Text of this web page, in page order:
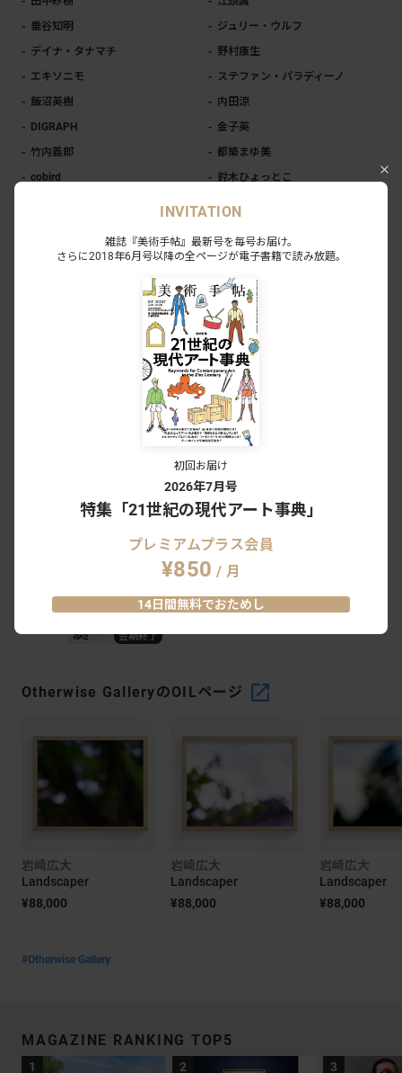
垂谷知明
ジュリー・ウルフ
デイナ・タナマチ
野村康生
エキソニモ
ステファン・パラディーノ
飯沼英樹
内田涼
DIGRAPH
金子英
竹内義郎
都築まゆ美
cobird
鈴木ひょっとこ
松平莉奈
スズキエイミ
重田佑介
岩崎広大、田中嵐「Latent」
Otherwise Gallery｜渋谷 - 表参道｜東京
2026.08.07 - 09.12
会期終了
重田佑介 個展「連続と非連続の汀で｜
Continuous and Discontinuous of
Migiwa」
Otherwise Gallery｜渋谷 - 表参道｜東京
2026.06.19 - 07.25
会期終了
Otherwise Gallery｜渋谷 - 表参道｜東京
Otherwise GalleryのOILページ
岩崎広大
Landscaper
¥88,000
岩崎広大
Landscaper
¥88,000
岩崎広大
Landscaper
¥88,000
#Otherwise Gallery
MAGAZINE RANKING TOP5
INVITATION
雑誌『美術手帖』最新号を毎号お届け。
さらに2018年6月号以降の全ページが電子書籍で読み放題。
初回お届け
2026年7月号
特集「21世紀の現代アート事典」
プレミアムプラス会員
¥850 / 月
14日間無料でおためし